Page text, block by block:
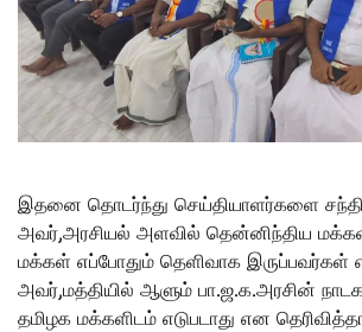
இதனை தொடர்ந்து செய்தியாளர்களை
அவர்,அரசியல் அளவில் தென்னிந்திய மக்கள்
மக்கள் எப்போதும் தெளிவாக இருப்பவர்கள்
அவர்,மத்தியில் ஆளும் பா.ஜ.க.அரசின்
தமிழக மக்களிடம் எடுபடாது என